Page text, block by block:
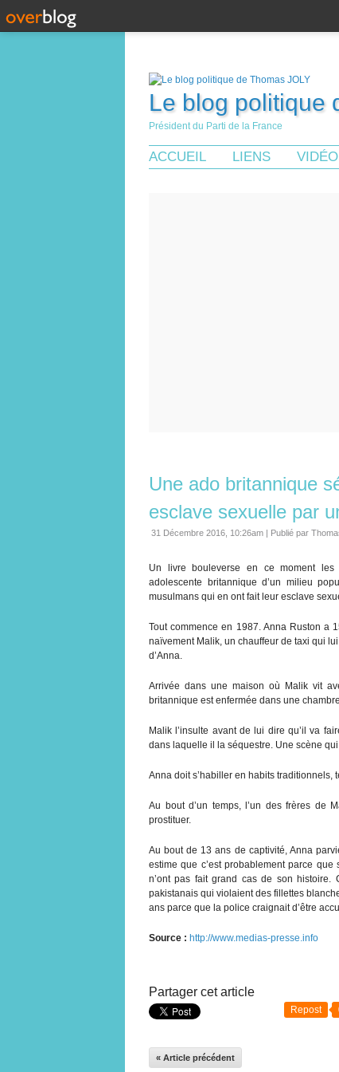
Le blog politique
Président du Parti de la France
ACCUEIL LIENS
Une ado britannique
esclave sexuelle par
31 Décembre 2016, 10:26am | Publié par
Un livre bouleverse en ce moment les
adolescente britannique d’un milieu
musulmans qui en ont fait leur esclave
Tout commence en 1987. Anna Ruston a
naïvement Malik, un chauffeur de taxi qui
d’Anna.
Arrivée dans une maison où Malik vit
britannique est enfermée dans une
Malik l’insulte avant de lui dire qu’il va
dans laquelle il la séquestre. Une scène
Anna doit s’habiller en habits
Au bout d’un temps, l’un des frères de
prostituer.
Au bout de 13 ans de captivité, Anna
estime que c’est probablement parce
n’ont pas fait grand cas de son histoire.
pakistanais qui violaient des fillettes
ans parce que la police craignait d’être
Source : http://www.medias-presse.info
Partager cet article
Repost
« Article précédent